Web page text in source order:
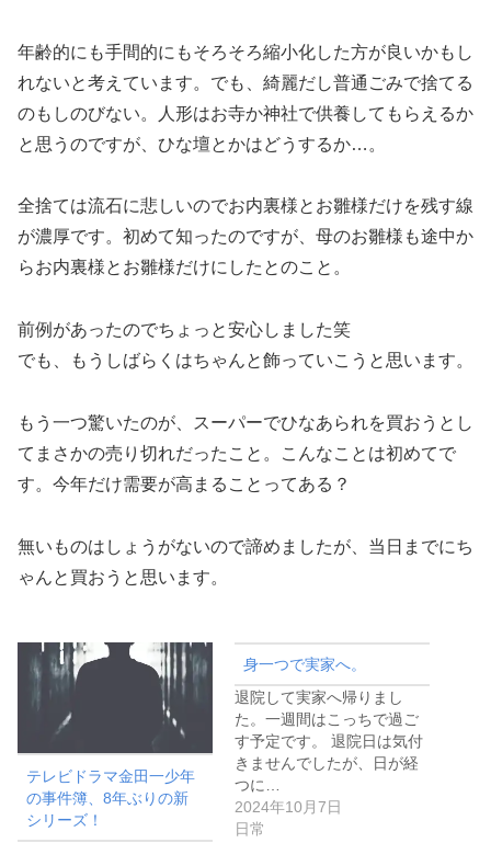
年齢的にも手間的にもそろそろ縮小化した方が良いかもし
れないと考えています。でも、綺麗だし普通ごみで捨てる
のもしのびない。人形はお寺か神社で供養してもらえるか
と思うのですが、ひな壇とかはどうするか…。
全捨ては流石に悲しいのでお内裏様とお雛様だけを残す線
が濃厚です。初めて知ったのですが、母のお雛様も途中か
らお内裏様とお雛様だけにしたとのこと。
前例があったのでちょっと安心しました笑
でも、もうしばらくはちゃんと飾っていこうと思います。
もう一つ驚いたのが、スーパーでひなあられを買おうとし
てまさかの売り切れだったこと。こんなことは初めてで
す。今年だけ需要が高まることってある？
無いものはしょうがないので諦めましたが、当日までにち
ゃんと買おうと思います。
テレビドラマ金田一少年
の事件簿、8年ぶりの新
シリーズ！
身一つで実家へ。
退院して実家へ帰りまし
た。一週間はこっちで過ご
す予定です。 退院日は気付
きませんでしたが、日が経
つに…
2024年10月7日
日常